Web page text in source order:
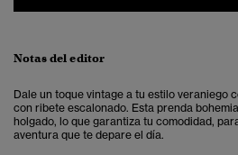
Notas del editor
Dale un toque vintage a tu estilo veraniego
con ribete escalonado. Esta prenda
holgado, lo que garantiza tu comodidad,
aventura que te depare el día.